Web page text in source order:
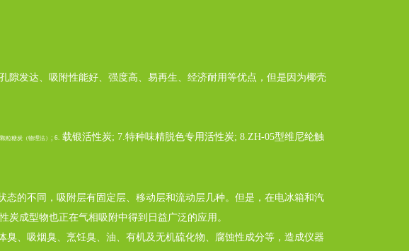
发达、吸附性能好、强度高、易再生、经济耐用等优点，但是因为椰壳
粒糖炭（物理法） ; 6. 载银活性炭; 7.特种味精脱色专用活性炭; 8.ZH-05型维尼纶触
的不同，吸附层有固定层、移动层和流动层几种。但是，在电冰箱和汽
成型物也正在气相吸附中得到日益广泛的应用。
、吸烟臭、烹饪臭、油、有机及无机硫化物、腐蚀性成分等，造成仪器